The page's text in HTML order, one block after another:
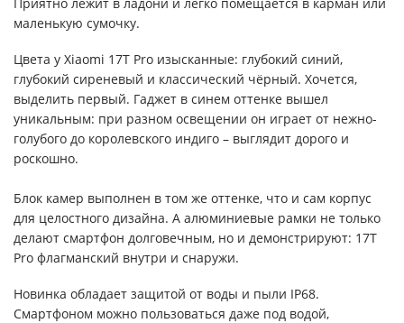
маленькую сумочку.
Цвета у Xiaomi 17T Pro изысканные: глубокий синий,
глубокий сиреневый и классический чёрный. Хочется,
выделить первый. Гаджет в синем оттенке вышел
уникальным: при разном освещении он играет от нежно-
голубого до королевского индиго – выглядит дорого и
роскошно.
Блок камер выполнен в том же оттенке, что и сам корпус
для целостного дизайна. А алюминиевые рамки не только
делают смартфон долговечным, но и демонстрируют: 17T
Pro флагманский внутри и снаружи.
Новинка обладает защитой от воды и пыли IP68.
Смартфоном можно пользоваться даже под водой,